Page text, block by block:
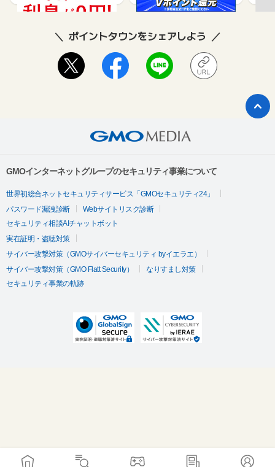
ポイントタウンをシェアしよう
GMOインターネットグループのセキュリティ事業について
世界初総合ネットセキュリティサービス「GMOセキュリティ24」
パスワード漏洩診断
Webサイトリスク診断
セキュリティ相談AIチャットボット
実在証明・盗聴対策
サイバー攻撃対策（GMOサイバーセキュリティ byイエラエ）
サイバー攻撃対策（GMO Flatt Security）
なりすまし対策
セキュリティ事業の軌跡